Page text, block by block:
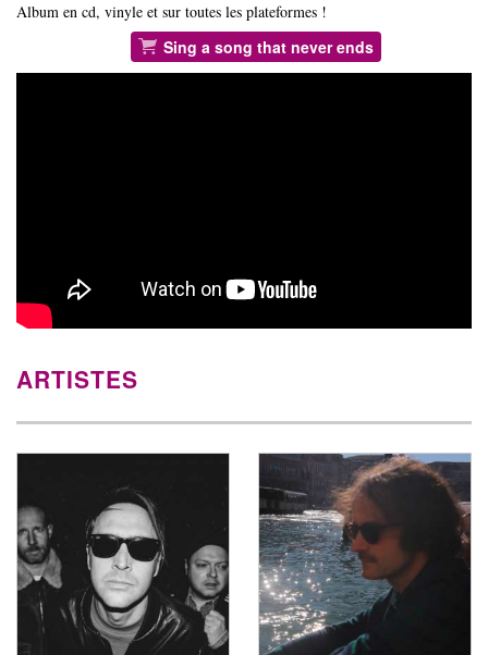
Album en cd, vinyle et sur toutes les plateformes !
Sing a song that never ends
ARTISTES